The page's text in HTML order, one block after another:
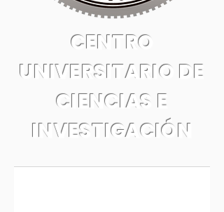
CENTRO
UNIVERSITARIO DE
CIENCIAS E
INVESTIGACIÓN